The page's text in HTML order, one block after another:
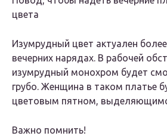
цвета
Изумрудный цвет актуален
вечерних нарядах. В рабочей
изумрудный монохром будет
грубо. Женщина в таком платье
цветовым пятном,
Важно помнить!